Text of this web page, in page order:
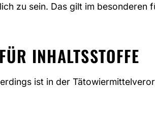
zu sein. Das gilt im besonderen
INHALTSSTOFFE
ist in der